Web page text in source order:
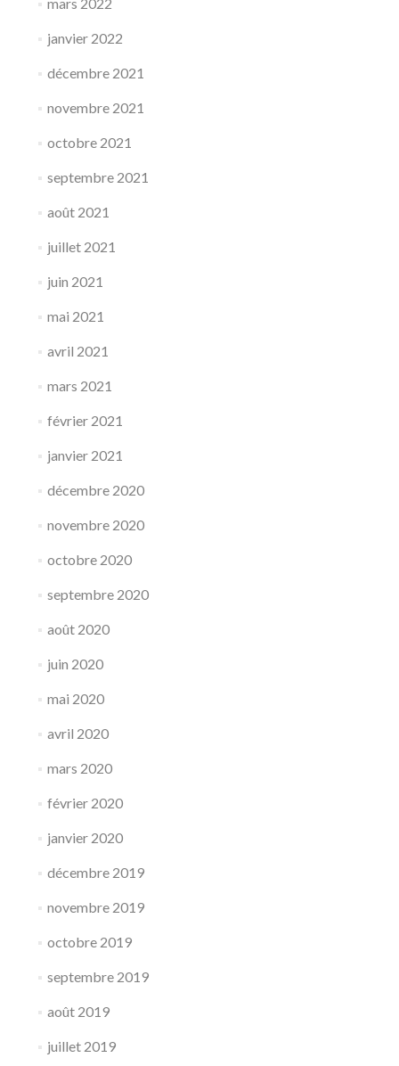
janvier 2022
décembre 2021
novembre 2021
octobre 2021
septembre 2021
août 2021
juillet 2021
juin 2021
mai 2021
avril 2021
mars 2021
février 2021
janvier 2021
décembre 2020
novembre 2020
octobre 2020
septembre 2020
août 2020
juin 2020
mai 2020
avril 2020
mars 2020
février 2020
janvier 2020
décembre 2019
novembre 2019
octobre 2019
septembre 2019
août 2019
juillet 2019